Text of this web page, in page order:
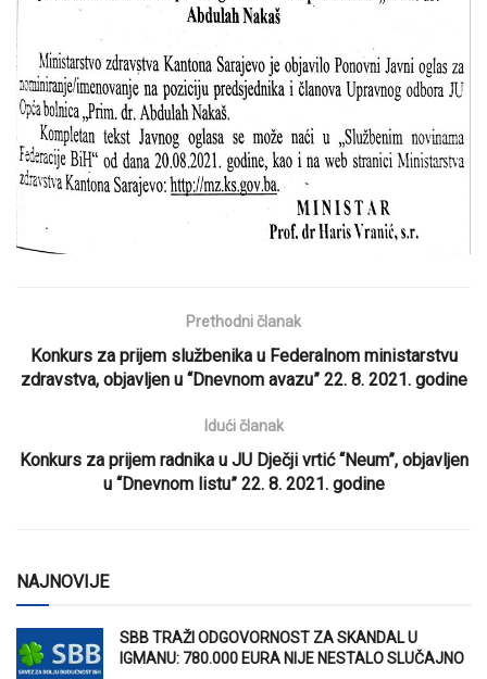
Prethodni članak
Konkurs za prijem službenika u Federalnom ministarstvu
zdravstva, objavljen u “Dnevnom avazu” 22. 8. 2021. godine
Idući članak
Konkurs za prijem radnika u JU Dječji vrtić “Neum”, objavljen
u “Dnevnom listu” 22. 8. 2021. godine
NAJNOVIJE
SBB TRAŽI ODGOVORNOST ZA SKANDAL U
IGMANU: 780.000 EURA NIJE NESTALO SLUČAJNO